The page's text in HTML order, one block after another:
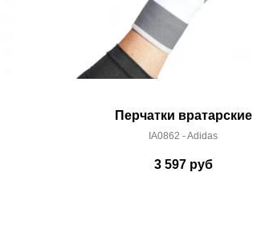
Перчатки вратарские
IA0862 - Adidas
3 597руб